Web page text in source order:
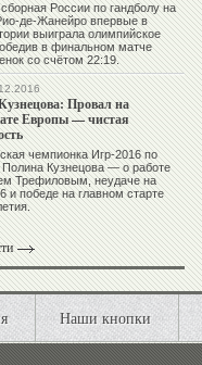
России по гандболу на
де-Жанейро впервые в
выиграла олимпийское
в финальном матче
со счётом 22:19.
Провал на
Европы — чистая
чемпионка Игр-2016 по
Полина Кузнецова — о работе
Трефиловым, неудаче на
и победе на главном старте
Наши кнопки